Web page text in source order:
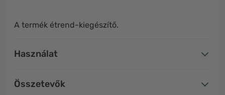
A termék étrend-kiegészítő.
Használat
Összetevők